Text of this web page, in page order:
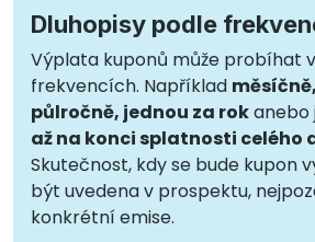
Dluhopisy podle
Výplata kuponů může probíhat
frekvencích. Například
půlročně, jednou za rokanebo
až na konci splatnosti celého
Skutečnost, kdy se bude kupon
být uvedena v prospektu,
konkrétní emise.